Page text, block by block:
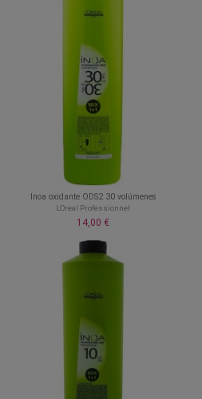
Inoa oxidante ODS2 30 volúmenes
LOreal Professionnel
14,00 €